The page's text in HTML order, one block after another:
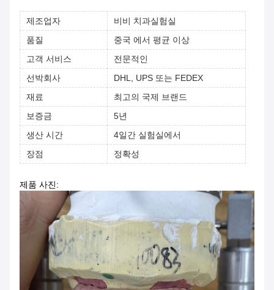
제조업자
비비 치과실험실
품질
중국 에서 평균 이상
고객 서비스
전문적인
선박회사
DHL, UPS 또는 FEDEX
재료
최고의 국제 브랜드
보증금
5년
생산 시간
4일간 실험실에서
장점
정확성
제품 사진: